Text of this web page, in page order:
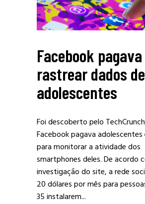
Facebook
rastrear dados de
adolescentes
Foi descoberto pelo
Facebook pagava
para monitorar a atividade dos
smartphones deles. De acordo
investigação do site, a rede
20 dólares por mês para
35 instalarem...